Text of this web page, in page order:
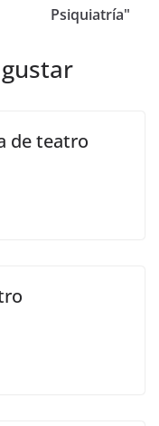
Psiquiatría"
de teatro